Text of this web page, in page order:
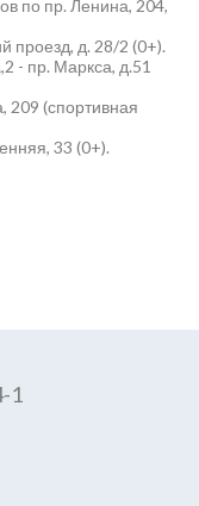
по пр. Ленина, 204,
д. 28/2 (0+).
- пр. Маркса, д.51
(спортивная
33 (0+).
1